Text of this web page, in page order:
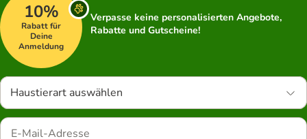
10%
Rabatt für
Deine
Anmeldung
Verpasse keine personalisierten Angebote,
Rabatte und Gutscheine!
Haustierart auswählen